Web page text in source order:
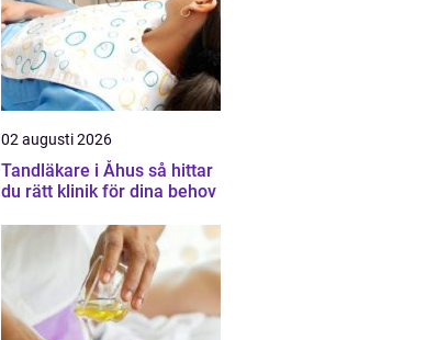
02 augusti 2026
Tandläkare i Åhus så hittar
du rätt klinik för dina behov